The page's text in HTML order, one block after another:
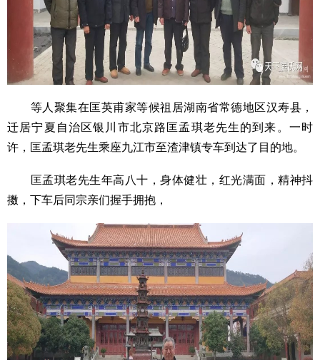
等人聚集在匡英甫家等候祖居湖南省常德地区汉寿县，
迁居宁夏自治区银川市北京路匡孟琪老先生的到来。一时
许，匡孟琪老先生乘座九江市至渣津镇专车到达了目的地。
匡孟琪老先生年高八十，身体健壮，红光满面，精神抖
擞，下车后同宗亲们握手拥抱，